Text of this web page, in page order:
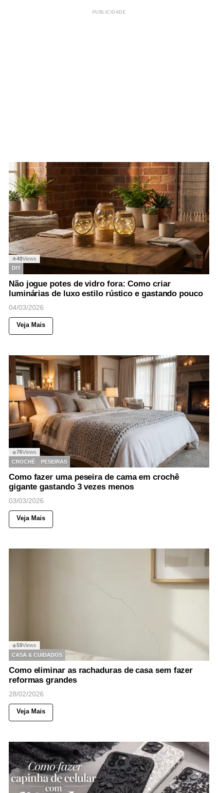
PUBLICIDADE
◉49Views
DIY
Não jogue potes de vidro fora: Como criar
luminárias de luxo estilo rústico e gastando pouco
04/03/2026
Veja Mais
◉76Views
CROCHÊ
PESEIRAS
Como fazer uma peseira de cama em crochê
gigante gastando 3 vezes menos
03/03/2026
Veja Mais
◉59Views
CASA & CUIDADOS
Como eliminar as rachaduras de casa sem fazer
reformas grandes
28/02/2026
Veja Mais